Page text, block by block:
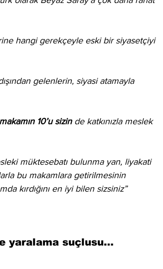
hangi gerekçeyle eski bir siyasetçiyi
gelenlerin, siyasi atamayla
10’u sizin de katkınızla meslek
müktesebatı bulunma yan, liyakati
bu makamlara getirilmesinin
kırdığını en iyi bilen sizsiniz”
yaralama suçlusu…